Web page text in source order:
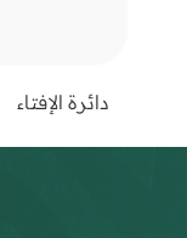
دائرة الإفتاء